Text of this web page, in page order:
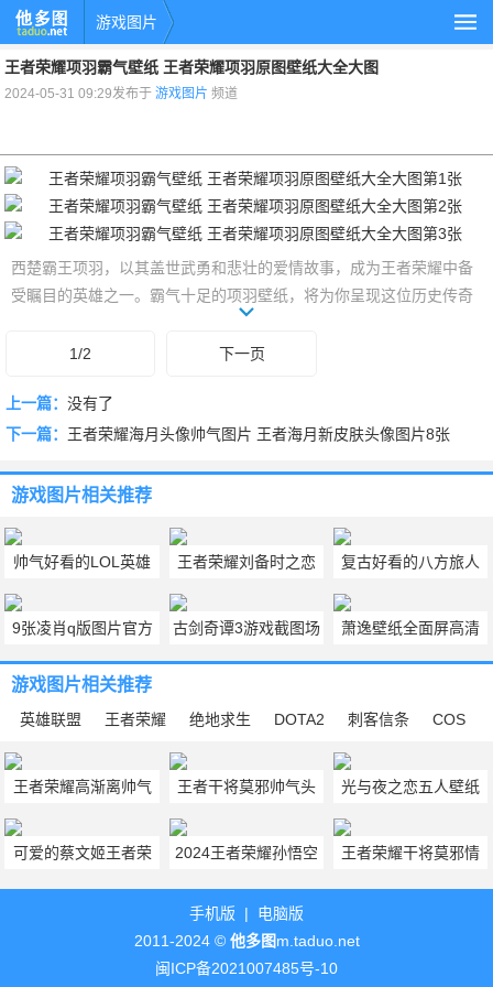
游戏图片
王者荣耀项羽霸气壁纸 王者荣耀项羽原图壁纸大全大图
2024-05-31 09:29发布于游戏图片 频道
西楚霸王项羽，以其盖世武勇和悲壮的爱情故事，成为王者荣耀中备
受瞩目的英雄之一。霸气十足的项羽壁纸，将为你呈现这位历史传奇
人物的豪情壮志与王者风范。无论是怒目圆睁的战场杀神，还是柔情
似水的深情霸王，都能在项羽壁纸中找到最能触动你内心的那一面。
1/2 下一页
上一篇： 没有了
下一篇： 王者荣耀海月头像帅气图片 王者海月新皮肤头像图片8张
游戏图片相关推荐
帅气好看的LOL英雄
联盟奥德赛吉格斯皮
肤效果图片
王者荣耀刘备时之恋
头像 王者荣耀刘备头
像帅气图片
复古好看的八方旅人
高清游戏人物图片曝
光
9张凌肖q版图片官方
大全 恋与制作人凌肖
q版卡通图
古剑奇谭3游戏截图场
景壁纸图片
萧逸壁纸全面屏高清
图片 萧逸壁纸横屏图
游戏图片相关推荐
英雄联盟 王者荣耀 绝地求生 DOTA2 刺客信条 COS
王者荣耀高渐离帅气
头像 2024最新版高渐
离Q版头像
王者干将莫邪帅气头
像最新版 2024干将游
戏头像图片大全
光与夜之恋五人壁纸
可爱动漫2024最新版
可爱的蔡文姬王者荣
耀图片 蔡文姬王者荣
2024王者荣耀孙悟空
图片至尊宝皮肤壁纸
王者荣耀干将莫邪情
头8张 王者荣耀干将
手机版 | 电脑版
2011-2024 © 他多图m.taduo.net
闽ICP备2021007485号-10